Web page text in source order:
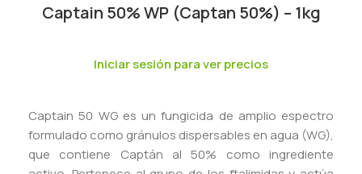
Captain 50% WP (Captan 50%) – 1kg
Iniciar sesión para ver precios
Captain 50 WG es un fungicida de amplio espectro
formulado como gránulos dispersables en agua (WG),
que contiene Captán al 50% como ingrediente